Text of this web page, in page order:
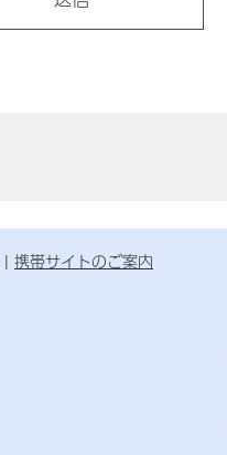
携帯サイトのご案内